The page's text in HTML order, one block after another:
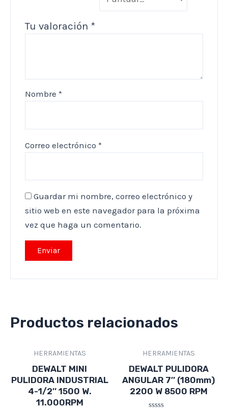
Tu valoración *
Nombre*
Correo electrónico*
Guardar mi nombre, correo electrónico y
sitio web en este navegador para la próxima
vez que haga un comentario.
Productos relacionados
HERRAMIENTAS
DEWALT MINI
PULIDORA INDUSTRIAL
4-1/2″ 1500 W.
11.000RPM
HERRAMIENTAS
DEWALT PULIDORA
ANGULAR 7″ (180mm)
2200 W 8500 RPM